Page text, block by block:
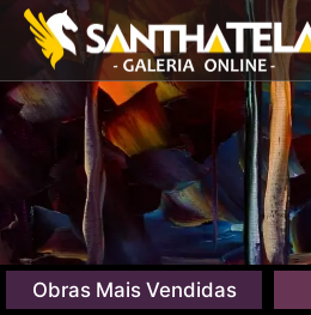
Obras Mais Vendidas